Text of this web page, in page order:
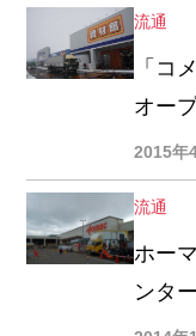
流通
「コ
オー
店
2015年
流通
ホー
ンタ